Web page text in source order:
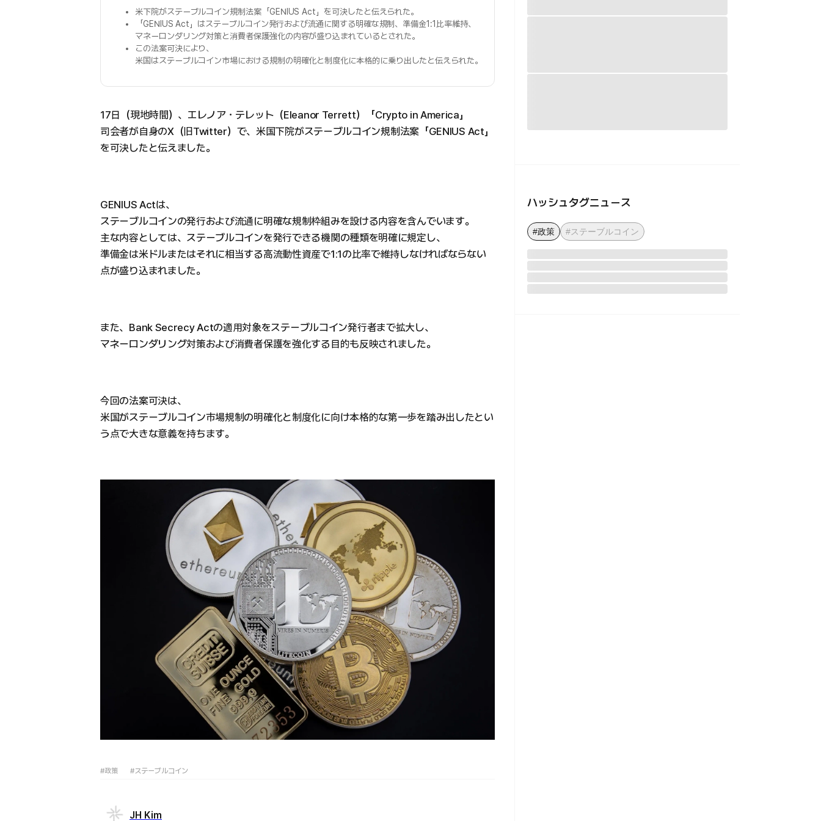
米下院がステーブルコイン規制法案「GENIUS Act」を可決したと伝えられた。
「GENIUS Act」はステーブルコイン発行および流通に関する明確な規制、準備金1:1比率維持、
マネーロンダリング対策と消費者保護強化の内容が盛り込まれているとされた。
この法案可決により、
米国はステーブルコイン市場における規制の明確化と制度化に本格的に乗り出したと伝えられた。
17日（現地時間）、エレノア・テレット（Eleanor Terrett）「Crypto in America」
司会者が自身のX（旧Twitter）で、米国下院がステーブルコイン規制法案「GENIUS Act」
を可決したと伝えました。
GENIUS Actは、
ステーブルコインの発行および流通に明確な規制枠組みを設ける内容を含んでいます。
主な内容としては、ステーブルコインを発行できる機関の種類を明確に規定し、
準備金は米ドルまたはそれに相当する高流動性資産で1:1の比率で維持しなければならない
点が盛り込まれました。
また、Bank Secrecy Actの適用対象をステーブルコイン発行者まで拡大し、
マネーロンダリング対策および消費者保護を強化する目的も反映されました。
今回の法案可決は、
米国がステーブルコイン市場規制の明確化と制度化に向け本格的な第一歩を踏み出したとい
う点で大きな意義を持ちます。
#政策 #ステーブルコイン
JH Kim
ハッシュタグニュース
#政策 #ステーブルコイン